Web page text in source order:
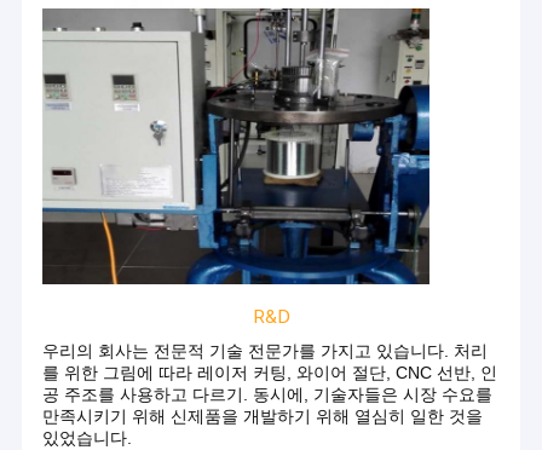
R&D
우리의 회사는 전문적 기술 전문가를 가지고 있습니다. 처리
를 위한 그림에 따라 레이저 커팅, 와이어 절단, CNC 선반, 인
공 주조를 사용하고 다르기. 동시에, 기술자들은 시장 수요를
만족시키기 위해 신제품을 개발하기 위해 열심히 일한 것을
있었습니다.